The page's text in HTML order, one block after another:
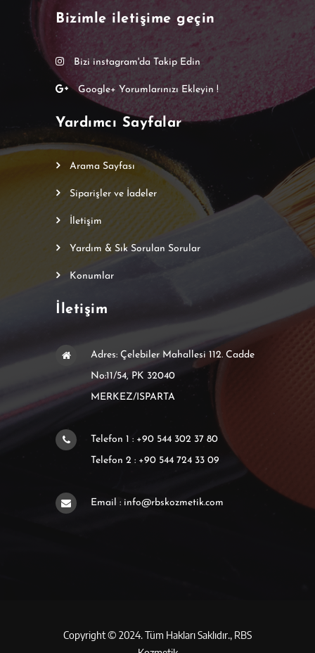
Bizimle iletişime geçin
Bizi instagram'da Takip Edin
Google+ Yorumlarınızı Ekleyin !
Yardımcı Sayfalar
Arama Sayfası
Siparişler ve İadeler
İletişim
Yardım & Sık Sorulan Sorular
Konumlar
İletişim
Adres: Çelebiler Mahallesi 112. Cadde
No:11/54, PK 32040
MERKEZ/ISPARTA
Telefon 1 : +90 544 302 37 80
Telefon 2 : +90 544 724 33 09
Email : info@rbskozmetik.com
Copyright © 2024. Tüm Hakları Saklıdır., RBS